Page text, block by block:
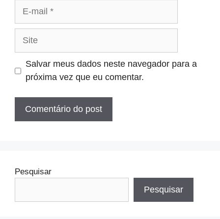
Site
Salvar meus dados neste navegador para a
próxima vez que eu comentar.
Pesquisar
Pesquisar